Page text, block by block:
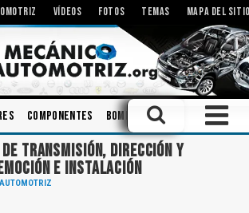
VÍDEOS FOTOS TEMAS MAPA DEL
Componentes Bombas Motores
TRANSMISIÓN, DIRECCIÓN Y
E INSTALACIÓN